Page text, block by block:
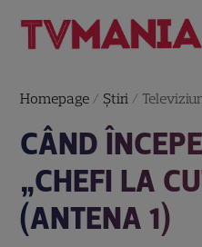
Homepage / Știri /
CÂND
„CHEFI LA
(ANTENA 1)